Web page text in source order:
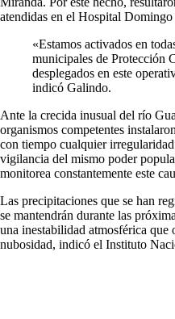
atendidas en el Hospital
«Estamos activados en
municipales de Protección
desplegados en este
indicó Galindo.
Ante la crecida inusual del río
organismos competentes
con tiempo cualquier
vigilancia del mismo poder
monitorea constantemente este
Las precipitaciones que se han
se mantendrán durante las
una inestabilidad atmosférica que
nubosidad, indicó el Instituto